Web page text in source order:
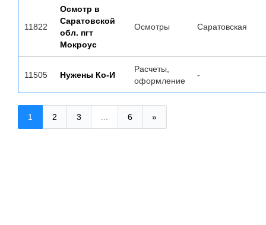
11822
Осмотр в
Саратовской
обл. пгт
Мокроус
Осмотры Саратовская
11505 Нужены Ко-И
Расчеты,
оформление
-
1 2 3 6 »